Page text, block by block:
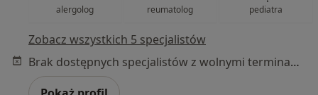
alergolog
reumatolog
pediatra
Zobacz wszystkich 5 specjalistów
Brak dostępnych specjalistów z wolnymi terminami w tym centrum medycznym.